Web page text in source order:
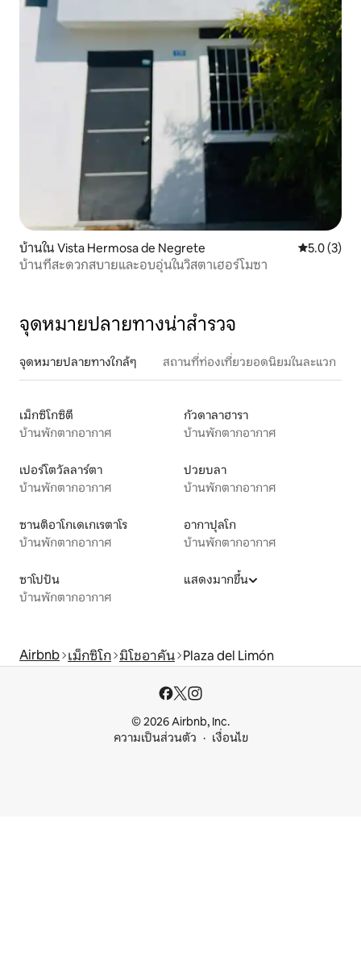
บ้านใน Vista Hermosa de Negrete คะแนนเฉลี่
5.0 (3)
บ้านที่สะดวกสบายและอบอุ่นในวิสตาเฮอร์โมซา
จุดหมายปลายทางน่าสำรวจ
จุดหมายปลายทางใกล้ๆ สถานที่ท่องเที่ยวยอดนิยมในละแวก
เม็กซิโกซิตี
บ้านพักตากอากาศ
กัวดาลาฮารา
บ้านพักตากอากาศ
เปอร์โตวัลลาร์ตา
บ้านพักตากอากาศ
ปวยบลา
บ้านพักตากอากาศ
ซานติอาโกเดเกเรตาโร
บ้านพักตากอากาศ
อากาปุลโก
บ้านพักตากอากาศ
ซาโปปัน
บ้านพักตากอากาศ
แสดงมากขึ้น
Airbnb เม็กซิโก มิโชอาคัน Plaza del Limón
© 2026 Airbnb, Inc.
ความเป็นส่วนตัว
เงื่อนไข